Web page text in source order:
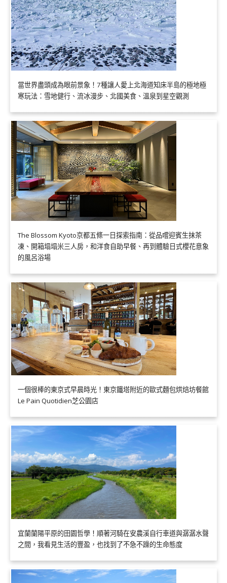
當世界盡頭成為眼前景象！7種讓人愛上北海道知床半島的極地極
寒玩法：雪地健行、流冰漫步、北國美食、溫泉到星空觀測
The Blossom Kyoto京都五條一日探索指南：從品嚐迎賓生抹茶
凍、開箱塌塌米三人房，和洋食自助早餐、再到體驗日式櫻花意象
的風呂浴場
一個很棒的東京式早晨時光！東京鐵塔附近的歐式麵包烘焙坊餐館
Le Pain Quotidien芝公園店
宜蘭蘭陽平原的田園哲學！順著河騎在安農溪自行車道與潺潺水聲
之間，我看見生活的豐盈，也找到了不急不躁的生命態度